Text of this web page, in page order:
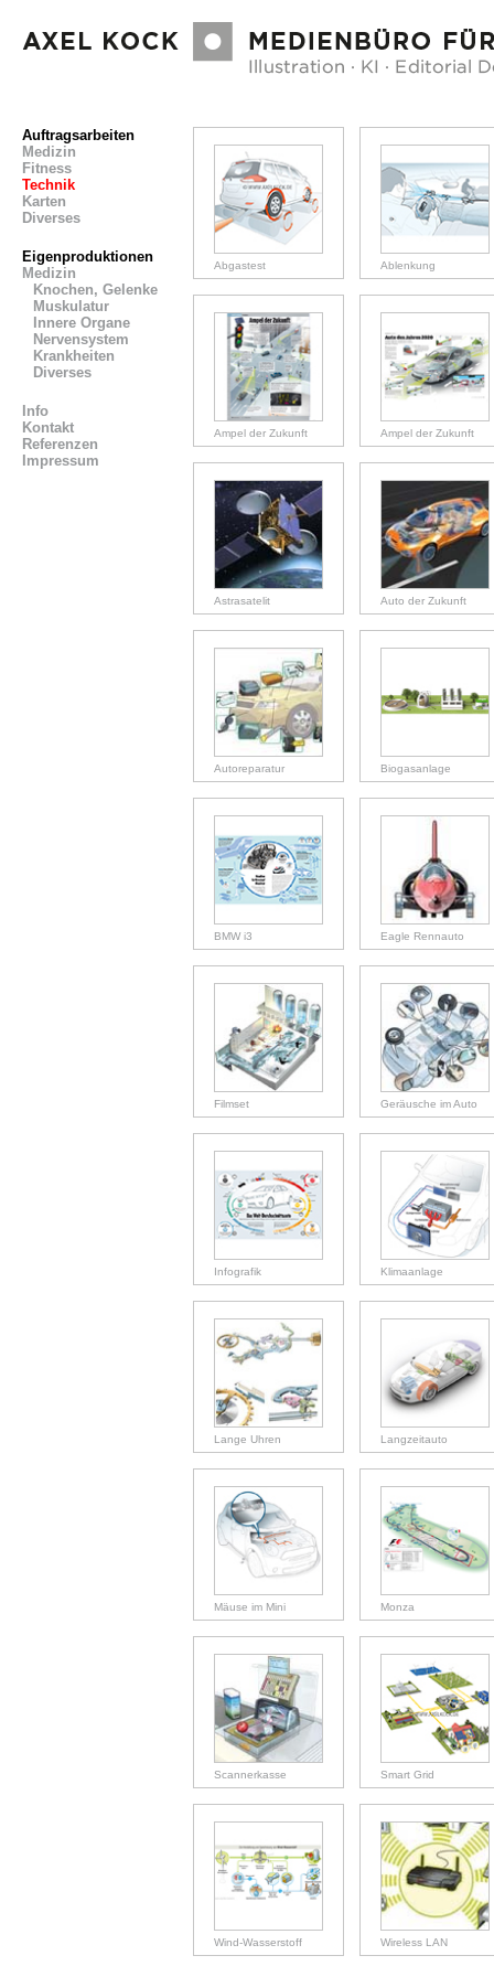
Auftragsarbeiten
Medizin
Fitness
Technik
Karten
Diverses
Eigenproduktionen
Medizin
Knochen, Gelenke
Muskulatur
Innere Organe
Nervensystem
Krankheiten
Diverses
Info
Kontakt
Referenzen
Impressum
Abgastest Ablenkung
Ampel der Zukunft Ampel der Zukunft
Astrasatelit Auto der Zukunft
Autoreparatur Biogasanlage
BMW i3 Eagle Rennauto
Filmset Geräusche im Auto
Infografik Klimaanlage
Lange Uhren Langzeitauto
Mäuse im Mini Monza
Scannerkasse Smart Grid
Wind-Wasserstoff Wireless LAN